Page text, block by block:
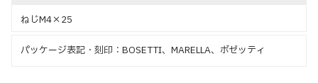
ねじM4×25
パッケージ表記・刻印：BOSETTI、MARELLA、ボゼッティ